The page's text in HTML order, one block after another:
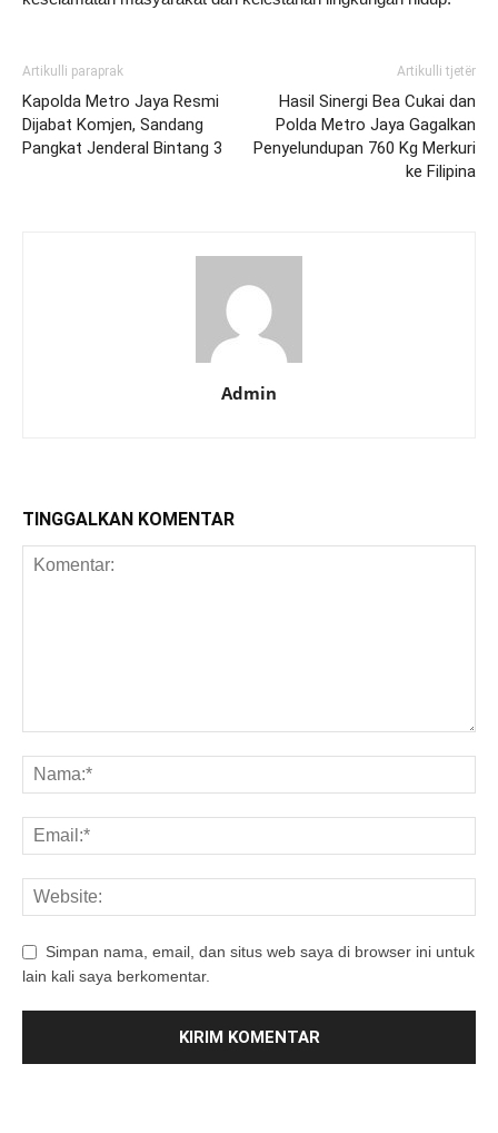
Artikulli paraprak
Kapolda Metro Jaya Resmi
Dijabat Komjen, Sandang
Pangkat Jenderal Bintang 3
Artikulli tjetër
Hasil Sinergi Bea Cukai dan
Polda Metro Jaya Gagalkan
Penyelundupan 760 Kg Merkuri
ke Filipina
Admin
TINGGALKAN KOMENTAR
Simpan nama, email, dan situs web saya di browser ini untuk
lain kali saya berkomentar.